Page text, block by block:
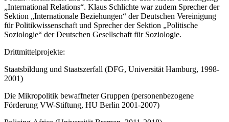
„International Relations“. Klaus Schlichte war zudem Sprecher der
Sektion „Internationale Beziehungen“ der Deutschen Vereinigung
für Politikwissenschaft und Sprecher der Sektion „Politische
Soziologie“ der Deutschen Gesellschaft für Soziologie.
Drittmittelprojekte:
Staatsbildung und Staatszerfall (DFG, Universität Hamburg, 1998-
2001)
Die Mikropolitik bewaffneter Gruppen (personenbezogene
Förderung VW-Stiftung, HU Berlin 2001-2007)